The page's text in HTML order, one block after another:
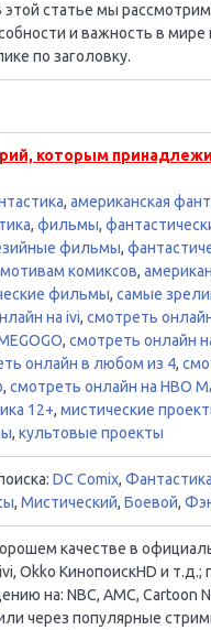
статье мы рассмотрим
и важность в мире
по заголовку.
которым
, американская
, фильмы,
фильмы,
комиксов,
фильмы, самые
на ivi, смотреть
, смотреть онлайн
онлайн в любом из 4,
, смотреть онлайн на HBO
12+, мистические
, культовые проекты
DC Comix, Фантастика
, Мистический, Боевой,
качестве в
Okko КинопоискHD и т.д.;
на: NBC, AMC, Cartoon
через популярные